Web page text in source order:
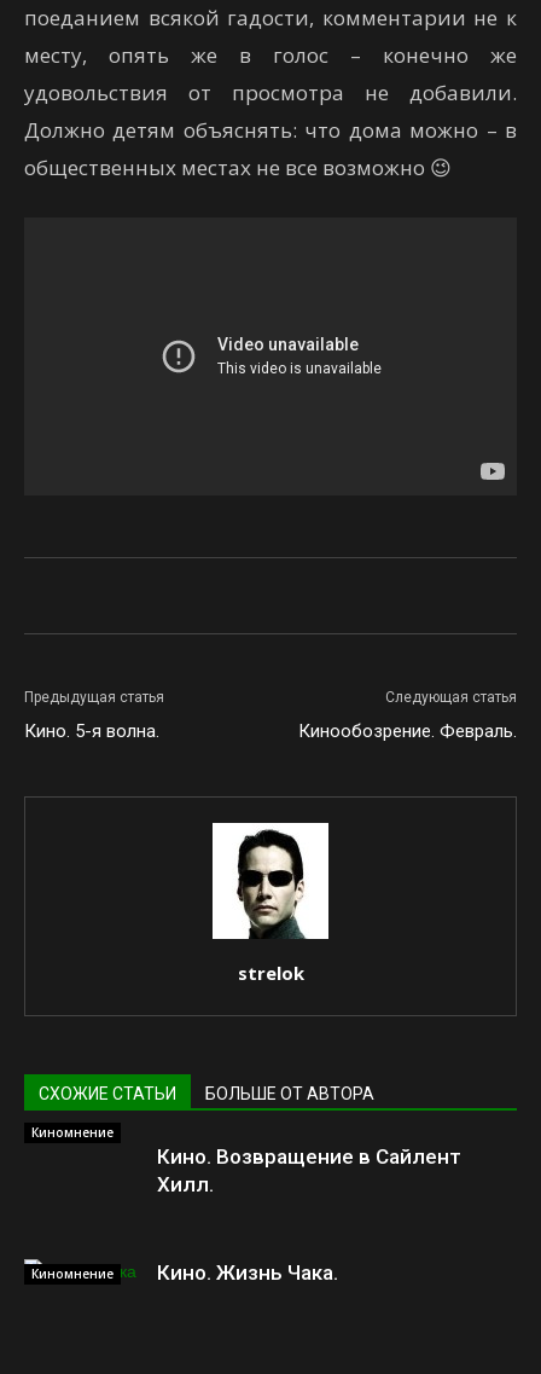
поеданием всякой гадости, комментарии не к
месту, опять же в голос – конечно же
удовольствия от просмотра не добавили.
Должно детям объяснять: что дома можно – в
общественных местах не все возможно 😉
Предыдущая статья
Кино. 5-я волна.
Следующая статья
Кинообозрение. Февраль.
strelok
СХОЖИЕ СТАТЬИ БОЛЬШЕ ОТ АВТОРА
Киномнение
Кино. Возвращение в Сайлент
Хилл.
Киномнение Кино. Жизнь Чака.